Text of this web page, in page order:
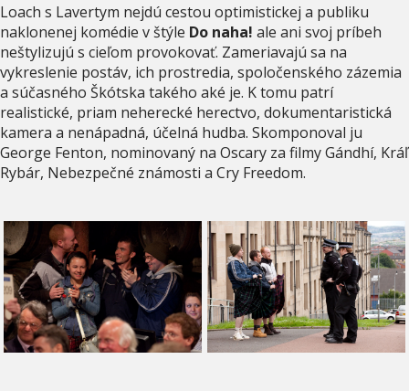
Loach s Lavertym nejdú cestou optimistickej a publiku
naklonenej komédie v štýle Do naha! ale ani svoj príbeh
neštylizujú s cieľom provokovať. Zameriavajú sa na
vykreslenie postáv, ich prostredia, spoločenského zázemia
a súčasného Škótska takého aké je. K tomu patrí
realistické, priam neherecké herectvo, dokumentaristická
kamera a nenápadná, účelná hudba. Skomponoval ju
George Fenton, nominovaný na Oscary za filmy Gándhí, Kráľ
Rybár, Nebezpečné známosti a Cry Freedom.